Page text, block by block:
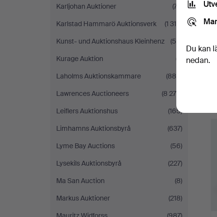
Karljohan Auktioner
(77)
Karlstad Hammarö Auktionsverk
(1 318)
Kunst- und Auktionshaus Kleinhenz
(55)
Kurage Auktion
(7)
Laholms Auktionskammare
(880)
Lawrences Auctioneers
(8 279)
Leiflers Auktionshus
(165)
Limhamns Auktionsbyrå
(637)
Lyme Bay Auctions
(56)
Lysekils Auktionsbyrå
(227)
Ma San Auction
(8)
Markus Auktioner
(218)
Du kan
nedan.